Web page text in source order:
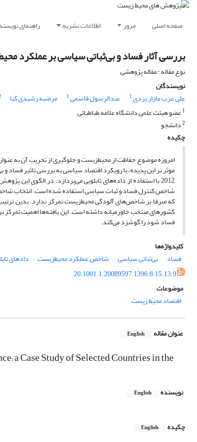
صفحه اصلی مرور اطلاعات نشریه راهنمای
بررسی آثار فساد و بی‌ثباتی سیاسی بر عملکرد
نوع مقاله : مقاله پژوهشی
نویسندگان
علی عرب مازار یزدی1 عبدالرسول قاسمی1 مرضیه رشیدی کیا
1عضو هیئت علمی دانشگاه علامه طباطبائی
2دانشجو
چکیده
امروزه موضوع حفاظت از محیط‌زیست و جلوگیری از تخریب آن به
2012 با استفاده از داده‌های تابلویی می‌پردازد. در الگوی
شاخص کنترل فساد و ثبات سیاسی استفاده شده است. انتخاب
که صرفا بر شاخص‌های آلودگی محیط‌زیست تمرکز ندارد. بدین
کشورهای منتخب خاورمیانه داشته است. این یافته‌ها اهمیت تمرکز
فساد شود را گوشزد می‌کند.
کلیدواژه‌ها
فساد
بی‌ثباتی سیاسی شاخص عملکرد محیط‌زیست دادهای
20.1001.1.20089597.1396.8.15.13.9
موضوعات
اقتصاد محیط زیست
عنوان مقاله English
a Case Study of Selected Countries in the
نویسنده English
چکیده English